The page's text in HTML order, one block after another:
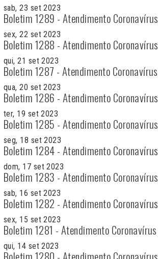
sab, 23 set 2023
Boletim 1289 - Atendimento Coronavírus
sex, 22 set 2023
Boletim 1288 - Atendimento Coronavírus
qui, 21 set 2023
Boletim 1287 - Atendimento Coronavírus
qua, 20 set 2023
Boletim 1286 - Atendimento Coronavírus
ter, 19 set 2023
Boletim 1285 - Atendimento Coronavírus
seg, 18 set 2023
Boletim 1284 - Atendimento Coronavírus
dom, 17 set 2023
Boletim 1283 - Atendimento Coronavírus
sab, 16 set 2023
Boletim 1282 - Atendimento Coronavírus
sex, 15 set 2023
Boletim 1281 - Atendimento Coronavírus
qui, 14 set 2023